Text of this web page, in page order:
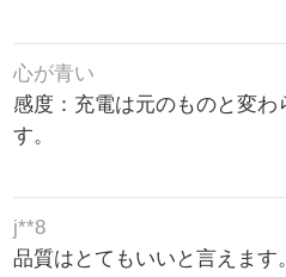
心が青い
感度：充電は元のものと変
す。
j**8
品質はとてもいいと言えま